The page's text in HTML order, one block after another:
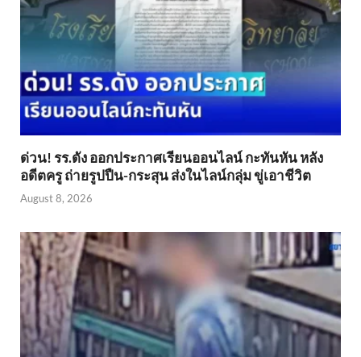
ด่วน! รร.ดัง ออกประกาศเรียนออนไลน์ กะทันหัน หลัง
อดีตครู ถ่ายรูปปืน-กระสุน ส่งในไลน์กลุ่ม ขู่เอาชีวิต
August 8, 2026